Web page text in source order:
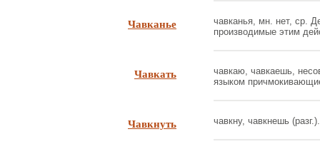
Чавканье
чавканья, мн. нет, ср.
производимые этим
Чавкать
чавкаю, чавкаешь,
языком
Чавкнуть чавкну, чавкнешь